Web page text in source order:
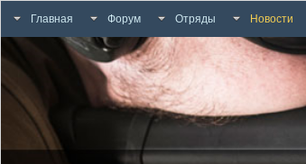
Главная Форум Отряды Новости